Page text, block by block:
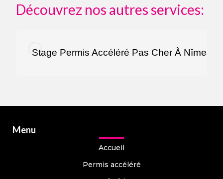
Découvrez nos autres services:
Stage Permis Accéléré Pas Cher À Nîmes
Menu
Accueil
Permis accéléré